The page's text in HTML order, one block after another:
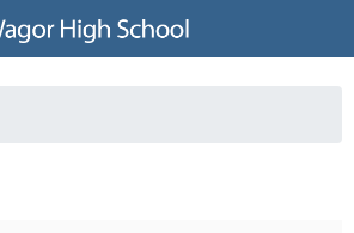
Jump to navigation